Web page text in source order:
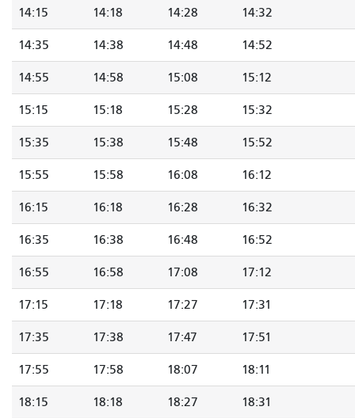
14:15 14:18 14:28 14:32
14:35 14:38 14:48 14:52
14:55 14:58 15:08 15:12
15:15 15:18 15:28 15:32
15:35 15:38 15:48 15:52
15:55 15:58 16:08 16:12
16:15 16:18 16:28 16:32
16:35 16:38 16:48 16:52
16:55 16:58 17:08 17:12
17:15 17:18 17:27 17:31
17:35 17:38 17:47 17:51
17:55 17:58 18:07 18:11
18:15 18:18 18:27 18:31